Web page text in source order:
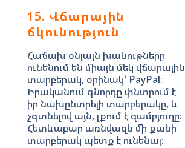
15. Վճարային
ճկունություն
Հաճախ օնլայն խանութները
ունենում են միայն մեկ վճարային
տարբերակ, օրինակ՝ PayPal։
Իրականում գնորդը փնտրում է
իր նախընտրելի տարբերակը, և
չգտնելով այն, լքում է զամբյուղը։
Հետևաբար առնվազն մի քանի
տարբերակ պետք է ունենալ։